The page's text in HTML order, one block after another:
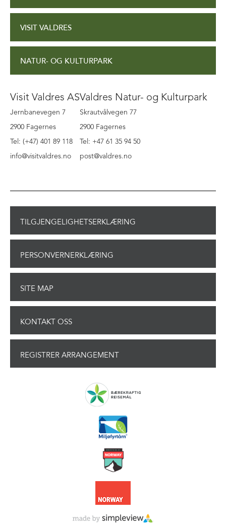
VISIT VALDRES
NATUR- OG KULTURPARK
Visit Valdres AS
Jernbanevegen 7
2900 Fagernes
Tel: (+47) 401 89 118
info@visitvaldres.no
Valdres Natur- og Kulturpark
Skrautvålvegen 77
2900 Fagernes
Tel: +47 61 35 94 50
post@valdres.no
TILGJENGELIGHETSERKLÆRING
PERSONVERNERKLÆRING
SITE MAP
KONTAKT OSS
REGISTRER ARRANGEMENT